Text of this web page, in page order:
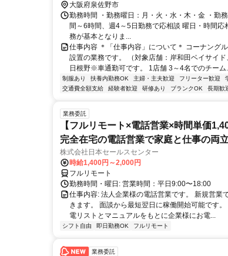
大阪府泉佐野市
勤務時間 ・勤務曜日：月・火・水・木・金 ・勤
間～6時間、週4～5日勤務で応相談 曜日・時間
務が基本となりま...
仕事内容 ＊「仕事内容」について＊ コーナング
設置の業務です。 （対象店舗：岸和田ベイサイド
日根野※車通勤可です。 1店舗 3～4名でのチーム
制服あり 扶養内勤務OK 主婦・主夫歓迎 フリーター歓迎
交通費全額支給
経験者歓迎 研修あり ブランクOK 長期歓
業務委託
【フルリモート×電話営業×時間単価
完全在宅の電話営業で家庭と仕事の両
株式会社日本セールスセンター
時給1,400円～2,000円
フルリモート
勤務時間・曜日: 営業時間：平日9:00〜18:00
仕事内容: 法人企業様の電話営業です。 新規営業
きます。 面談から最短翌日に稼働開始可能です
電リストとマニュアルをもとに企業様にお電...
シフト自由 即日勤務OK フルリモート
業務委託